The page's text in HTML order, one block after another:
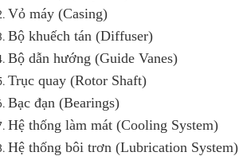
Vỏ máy (Casing)
Bộ khuếch tán (Diffuser)
Bộ dẫn hướng (Guide Vanes)
Trục quay (Rotor Shaft)
Bạc đạn (Bearings)
Hệ thống làm mát (Cooling System)
Hệ thống bôi trơn (Lubrication System)